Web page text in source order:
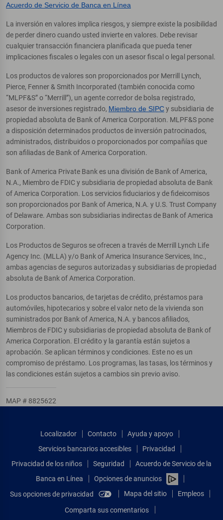
Acuerdo de Servicio de Banca en Línea
La inversión en valores implica riesgos, y siempre existe la posibilidad
de perder dinero cuando usted invierte en valores. Debe revisar
cualquier transacción financiera planificada que pueda tener
implicaciones fiscales o legales con un asesor fiscal o legal personal.
Los productos de valores son proporcionados por Merrill Lynch,
Pierce, Fenner & Smith Incorporated (también conocida como
“MLPF&S” o “Merrill”), un agente corredor de bolsa registrado,
asesor de inversiones registrado, Miembro de SIPCy subsidiaria de
propiedad absoluta de Bank of America Corporation. MLPF&S pone
a disposición determinados productos de inversión patrocinados,
administrados, distribuidos o proporcionados por compañías que
son afiliadas de Bank of America Corporation.
Bank of America Private Bank es una división de Bank of America,
N.A., Miembro de FDIC y subsidiaria de propiedad absoluta de Bank
of America Corporation. Los servicios fiduciarios y de fideicomisos
son proporcionados por Bank of America, N.A. y U.S. Trust Company
of Delaware. Ambas son subsidiarias indirectas de Bank of America
Corporation.
Los Productos de Seguros se ofrecen a través de Merrill Lynch Life
Agency Inc. (MLLA) y/o Bank of America Insurance Services, Inc.,
ambas agencias de seguros autorizadas y subsidiarias de propiedad
absoluta de Bank of America Corporation.
Los productos bancarios, de tarjetas de crédito, préstamos para
automóviles, hipotecarios y sobre el valor neto de la vivienda son
suministrados por Bank of America, N.A. y bancos afiliados,
Miembros de FDIC y subsidiarias de propiedad absoluta de Bank of
America Corporation. El crédito y la garantía están sujetos a
aprobación. Se aplican términos y condiciones. Este no es un
compromiso de préstamo. Los programas, las tasas, los términos y
las condiciones están sujetos a cambios sin previo aviso.
MAP # 8825622
Localizador Contacto
Ayuda y apoyo
Servicios bancarios accesibles
Privacidad
Privacidad de los niños
Seguridad
Acuerdo de Servicio de la
Banca en Línea
Opciones de anuncios
Sus opciones de privacidad
Mapa del sitio Empleos
Comparta sus comentarios